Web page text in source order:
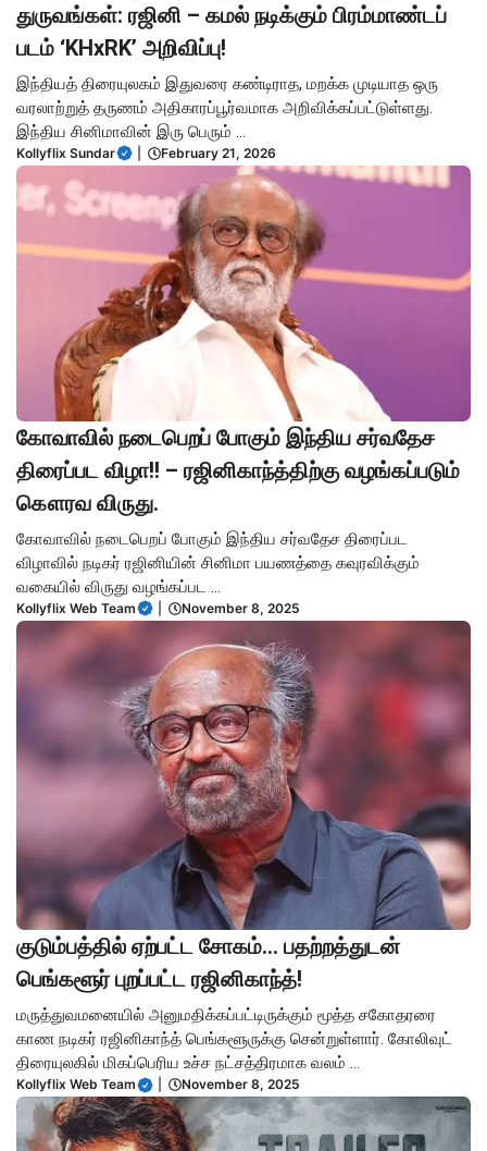
துருவங்கள்: ரஜினி – கமல் நடிக்கும் பிரம்மாண்டப்
படம் ‘KHxRK’ அறிவிப்பு!
இந்தியத் திரையுலகம் இதுவரை கண்டிராத, மறக்க முடியாத ஒரு
வரலாற்றுத் தருணம் அதிகாரப்பூர்வமாக அறிவிக்கப்பட்டுள்ளது.
இந்திய சினிமாவின் இரு பெரும் ...
Kollyflix Sundar February 21, 2026
கோவாவில் நடைபெறப் போகும் இந்திய சர்வதேச
திரைப்பட விழா!! – ரஜினிகாந்த்திற்கு வழங்கப்படும்
கௌரவ விருது.
கோவாவில் நடைபெறப் போகும் இந்திய சர்வதேச திரைப்பட
விழாவில் நடிகர் ரஜினியின் சினிமா பயணத்தை கவுரவிக்கும்
வகையில் விருது வழங்கப்பட ...
Kollyflix Web Team November 8, 2025
குடும்பத்தில் ஏற்பட்ட சோகம்… பதற்றத்துடன்
பெங்களூர் புறப்பட்ட ரஜினிகாந்த்!
மருத்துவமனையில் அனுமதிக்கப்பட்டிருக்கும் மூத்த சகோதரரை
காண நடிகர் ரஜினிகாந்த் பெங்களூருக்கு சென்றுள்ளார். கோலிவுட்
திரையுலகில் மிகப்பெரிய உச்ச நட்சத்திரமாக வலம் ...
Kollyflix Web Team November 8, 2025